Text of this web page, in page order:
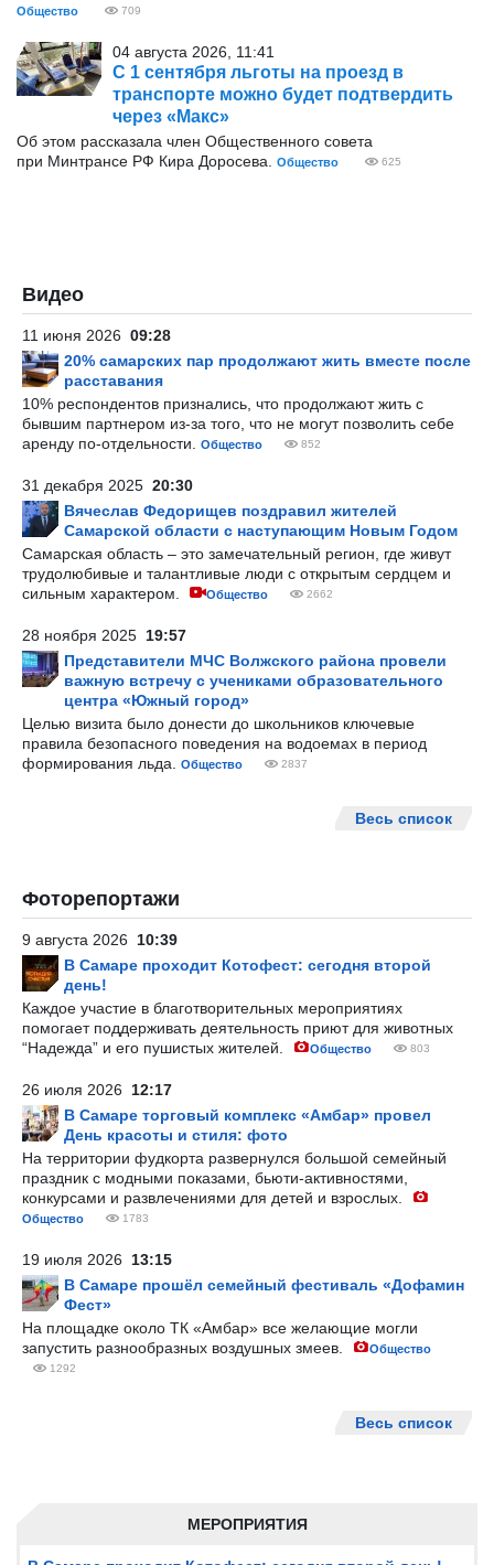
МЕРОПРИЯТИЯ
Общество 709
04 августа 2026, 11:41
С 1 сентября льготы на проезд в
транспорте можно будет подтвердить
через «Макс»
Об этом рассказала член Общественного совета
при Минтрансе РФ Кира Доросева.
Общество 625
Видео
11 июня 2026 09:28
20% самарских пар продолжают жить вместе после
расставания
10% респондентов признались, что продолжают жить с
бывшим партнером из-за того, что не могут позволить себе
аренду по-отдельности.
Общество 852
31 декабря 2025 20:30
Вячеслав Федорищев поздравил жителей
Самарской области с наступающим Новым Годом
Самарская область – это замечательный регион, где живут
трудолюбивые и талантливые люди с открытым сердцем и
сильным характером.
Общество 2662
28 ноября 2025 19:57
Представители МЧС Волжского района провели
важную встречу с учениками образовательного
центра «Южный город»
Целью визита было донести до школьников ключевые
правила безопасного поведения на водоемах в период
формирования льда.
Общество 2837
Весь список
Фоторепортажи
9 августа 2026 10:39
В Самаре проходит Котофест: сегодня второй
день!
Каждое участие в благотворительных мероприятиях
помогает поддерживать деятельность приют для животных
“Надежда” и его пушистых жителей.
Общество 803
26 июля 2026 12:17
В Самаре торговый комплекс «Амбар» провел
День красоты и стиля: фото
На территории фудкорта развернулся большой семейный
праздник с модными показами, бьюти-активностями,
конкурсами и развлечениями для детей и взрослых.
Общество 1783
19 июля 2026 13:15
В Самаре прошёл семейный фестиваль «Дофамин
Фест»
На площадке около ТК «Амбар» все желающие могли
запустить разнообразных воздушных змеев.
Общество
1292
Весь список